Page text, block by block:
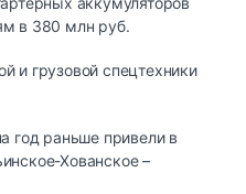
в 380 млн руб.
и грузовой спецтехники
год раньше привели в
Хованское –